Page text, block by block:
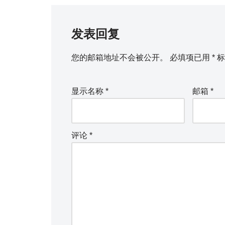
发表回复
您的邮箱地址不会被公开。 必填项已用 *
显示名称 * 邮箱*
评论 *